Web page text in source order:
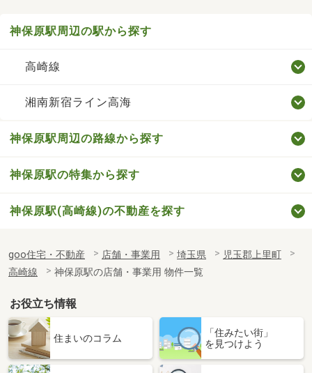
神保原駅周辺の駅から探す
高崎線
湘南新宿ライン高海
神保原駅周辺の路線から探す
神保原駅の特集から探す
神保原駅(高崎線)の不動産を探す
goo住宅・不動産 店舗・事業用 埼玉県
児玉郡上里町
高崎線
神保原駅の店舗・事業用 物件一覧
お役立ち情報
住まいのコラム
「住みたい街」
を見つけよう